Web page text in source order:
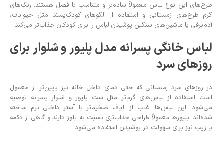
طرح‌های این نوع لباس معمولاً ساده‌تر و متناسب با فصل هستند. رنگ‌های
گرم طرح‌های زمستانی و استفاده از الگوهای کودک‌پسند مثل حیوانات،
آدم‌برفی یا ماشین‌های سنگین پوشیدن لباس را برای کودکان جذاب‌تر می‌کند.
لباس خانگی پسرانه مدل پلیور و شلوار برای
روزهای سرد
در روزهای سرد زمستانی که حتی دمای داخل خانه نیز پایین‌تر از معمول
است استفاده از لباس‌های گرم‌تر مثل ست پلیور و شلوار پسرانه توصیه
می‌شود. این لباس‌ها اغلب از الیاف ضخیم‌تر با آستر داخلی نرم ساخته
شده‌اند. پلیورها معمولاً طراحی جذاب‌تری نسبت به بلوز دارند و گاهی از دکمه
یا زیپ نیز برای سهولت در پوشیدن استفاده می‌شود.